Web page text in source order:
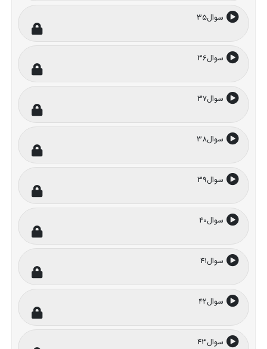
سوال35
سوال36
سوال37
سوال38
سوال39
سوال40
سوال41
سوال42
سوال43